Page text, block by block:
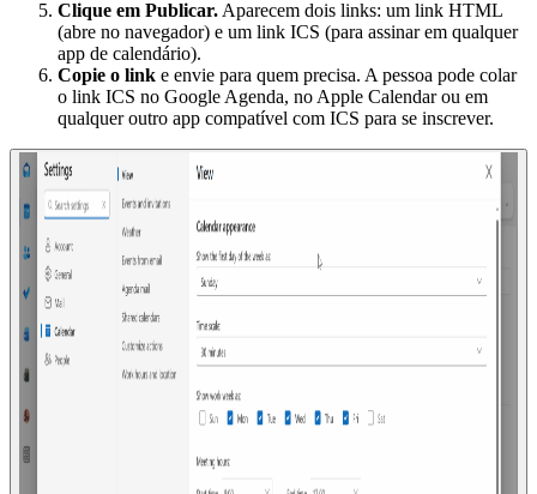
Clique em Publicar. Aparecem dois links: um link HTML
(abre no navegador) e um link ICS (para assinar em qualquer
app de calendário).
Copie o link e envie para quem precisa. A pessoa pode colar
o link ICS no Google Agenda, no Apple Calendar ou em
qualquer outro app compatível com ICS para se inscrever.